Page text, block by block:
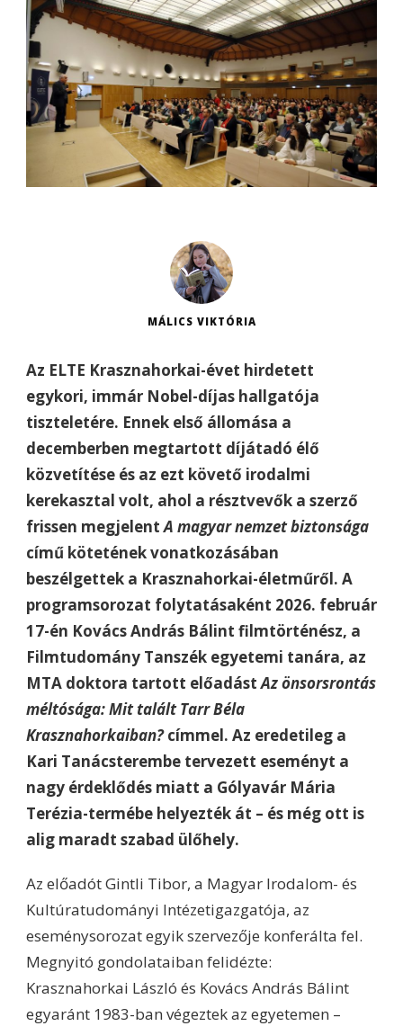
MÁLICS VIKTÓRIA
Az ELTE Krasznahorkai-évet hirdetett
egykori, immár Nobel-díjas hallgatója
tiszteletére. Ennek első állomása a
decemberben megtartott díjátadó élő
közvetítése és az ezt követő irodalmi
kerekasztal volt, ahol a résztvevők a szerző
frissen megjelentA magyar nemzet biztonsága
című kötetének vonatkozásában
beszélgettek a Krasznahorkai-életműről. A
programsorozat folytatásaként 2026. február
17-én Kovács András Bálint filmtörténész, a
Filmtudomány Tanszék egyetemi tanára, az
MTA doktora tartott előadástAz önsorsrontás
méltósága: Mit talált Tarr Béla
Krasznahorkaiban?címmel. Az eredetileg a
Kari Tanácsterembe tervezett eseményt a
nagy érdeklődés miatt a Gólyavár Mária
Terézia-termébe helyezték át – és még ott is
alig maradt szabad ülőhely.
Az előadót Gintli Tibor, a Magyar Irodalom- és
Kultúratudományi Intézetigazgatója, az
eseménysorozat egyik szervezője konferálta fel.
Megnyitó gondolataiban felidézte:
Krasznahorkai László és Kovács András Bálint
egyaránt 1983-ban végeztek az egyetemen –